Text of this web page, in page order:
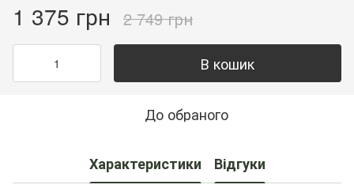
1 375 грн 2 749 грн
В кошик
До обраного
Характеристики Відгуки